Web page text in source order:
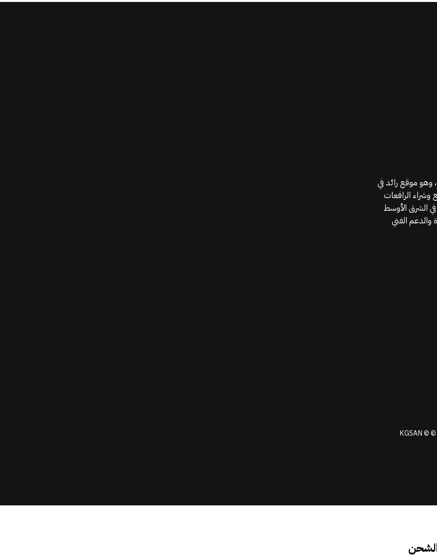
موقع قطع الغيار KGSAN وهو أحد اعمال شركة MAHALLAK، وهو موقع رائد في
وشراء الرافعات
الشرق الأوسط
الفني
KGSAN ©